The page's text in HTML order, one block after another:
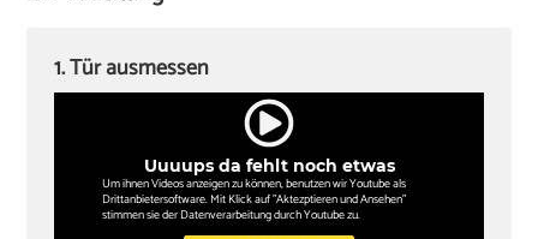
‏Kreuzschlitzschraubendreher
‏Wasserwaagen (60 cm, 180 cm)
‏Zollstock
Uuuups da fehlt noch etwas
Um ihnen Videos anzeigen zu können, benutzen wir Youtube als
Drittanbietersoftware. Mit Klick auf "Aktezptieren und Ansehen"
stimmen sie der Datenverarbeitung durch Youtube zu.
1. Tür ausmessen